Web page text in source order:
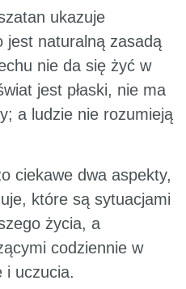
ukazuje
jest naturalną zasadą
nie da się żyć w
jest płaski, nie ma
a ludzie nie rozumieją
ciekawe dwa aspekty,
które są sytuacjami
życia, a
codziennie w
i uczucia.